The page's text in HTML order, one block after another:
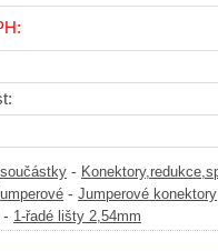
-
- Jumperové konektory
- 1-řadé lišty 2,54mm